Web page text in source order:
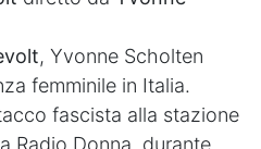
, Yvonne Scholten
femminile in Italia.
fascista alla stazione
Radio Donna, durante